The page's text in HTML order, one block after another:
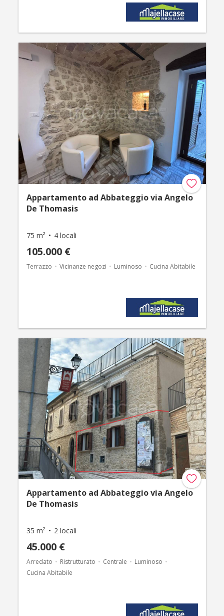
Appartamento ad Abbateggio via Angelo
De Thomasis
75 m² 4 locali
105.000 €
Terrazzo Vicinanze negozi Luminoso Cucina Abitabile
Appartamento ad Abbateggio via Angelo
De Thomasis
35 m² 2 locali
45.000 €
Arredato Ristrutturato Centrale
Luminoso
Cucina Abitabile